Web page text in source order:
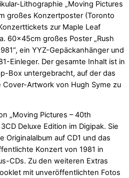
Lithographie „Moving Pictures
großes Konzertposter (Toronto
zur Maple Leaf
60x45cm großes Poster „Rush
ein YYZ-Gepäckanhänger und
Einleger. Der gesamte Inhalt ist in
Box untergebracht, auf der das
Artwork von Hugh Syme zu
„Moving Pictures – 40th
Deluxe Edition im Digipak. Sie
auf CD1 und das
Konzert von 1981 in
CDs. Zu den weiteren Extras
mit unveröffentlichten Fotos